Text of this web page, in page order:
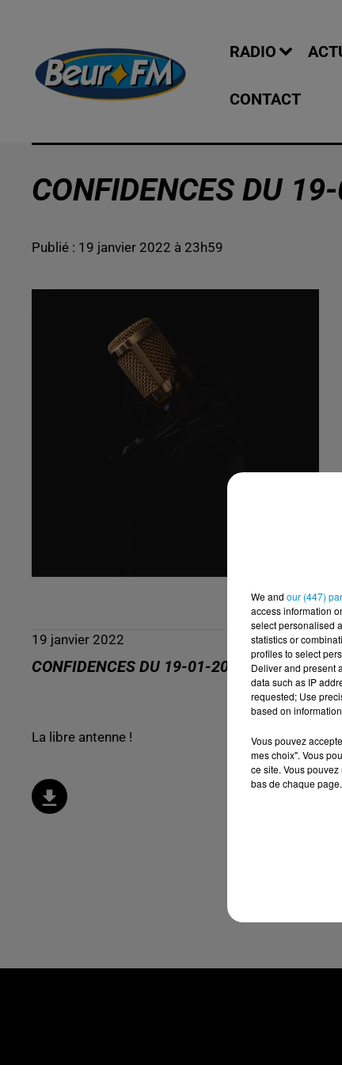
RADIO
CONTACT
CONFIDENCES DU
Publié : 19 janvier 2022 à 23h59
19 janvier 2022
CONFIDENCES DU 19-01-2022
La libre antenne !
We and our (447)
access information
select personalised
statistics or
profiles to select
Deliver and present
data such as IP
requested; Use
based on
Vous pouvez
mes choix". Vous
ce site. Vous
bas de chaque page.